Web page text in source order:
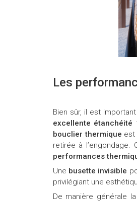
Les
Bien sûr, il est
excellente étanchéité
bouclier thermique est
retirée à l’engondage.
performances
Une busette invisible
privilégiant une
De manière générale la